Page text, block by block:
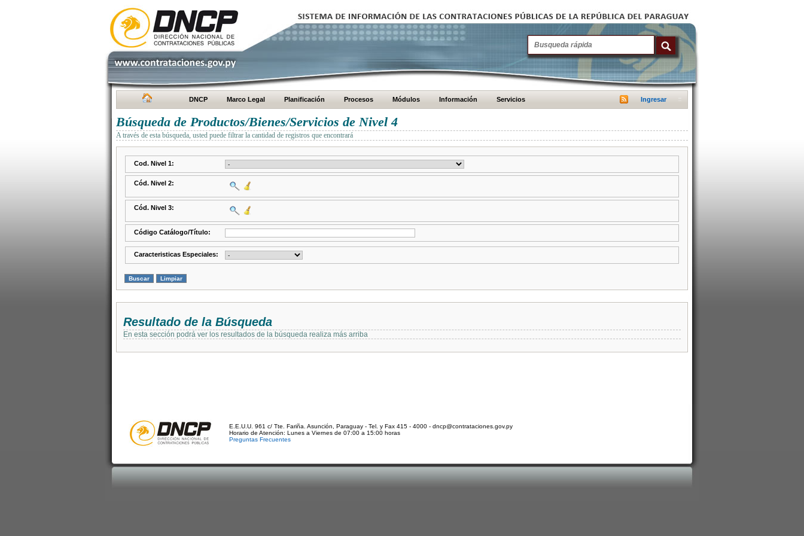
DNCP Marco Legal Planificación Procesos Módulos Información Servicios Ingresar
Búsqueda de Productos/Bienes/Servicios de Nivel 4
A través de esta búsqueda, usted puede filtrar la cantidad de registros que encontrará
Cod. Nivel 1:
Cód. Nivel 2:
Cód. Nivel 3:
Código Catálogo/Título:
Caracteristicas Especiales:
Resultado de la Búsqueda
En esta sección podrá ver los resultados de la búsqueda realiza más arriba
E.E.U.U. 961 c/ Tte. Fariña. Asunción, Paraguay - Tel. y Fax 415 - 4000 - dncp@contrataciones.gov.py
Horario de Atención: Lunes a Viernes de 07:00 a 15:00 horas
Preguntas Frecuentes